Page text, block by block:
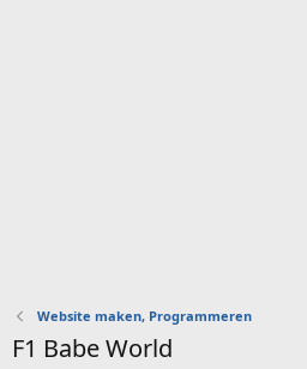
Website maken, Programmeren
F1 Babe World